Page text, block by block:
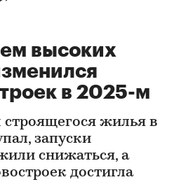
высоких
в 2025-м
строящегося жилья в
запуски
снижаться, а
достигла